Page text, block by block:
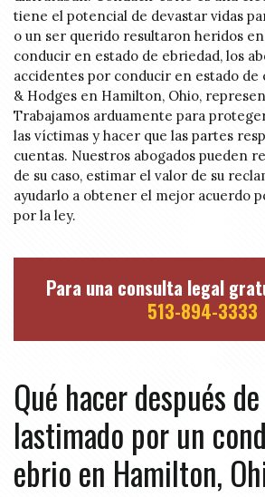
tiene el potencial de devastar vidas
o un ser querido resultaron heridos
conducir en estado de ebriedad, los
accidentes por conducir en estado
& Hodges en Hamilton, Ohio,
Trabajamos arduamente para
las víctimas y hacer que las partes
cuentas. Nuestros abogados pueden
de su caso, estimar el valor de su
ayudarlo a obtener el mejor acuerdo
por la ley.
Para una consulta legal
513-894-3333
Qué hacer después
lastimado por un
ebrio en Hamilton,